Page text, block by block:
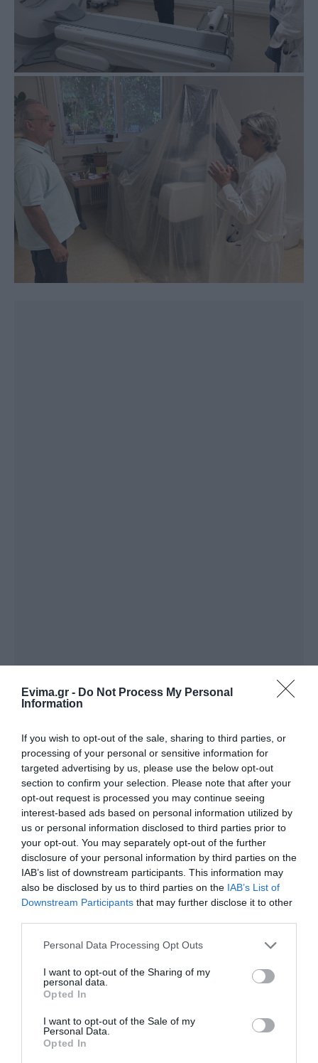
Evima.gr - Do Not Process My Personal
Information
If you wish to opt-out of the sale, sharing to third parties, or
processing of your personal or sensitive information for
targeted advertising by us, please use the below opt-out
section to confirm your selection. Please note that after your
opt-out request is processed you may continue seeing
interest-based ads based on personal information utilized by
us or personal information disclosed to third parties prior to
your opt-out. You may separately opt-out of the further
disclosure of your personal information by third parties on the
IAB’s list of downstream participants. This information may
also be disclosed by us to third parties on the IAB’s List of
Downstream Participants that may further disclose it to other
Please note that this website/app uses one or more Google
not limited to your visit or usage behaviour. You may click to
grant or deny consent to Google and its third-party tags to
use your data for below specified purposes in below Google
consent section.
Personal Data Processing Opt Outs
I want to opt-out of the Sharing of my
personal data.
Opted In
I want to opt-out of the Sale of my
Personal Data.
Opted In
ΔΙΑΒΑΣΤΕ ΕΠΙΣΗΣ
ιστιοφόρο με ξένους επιβάτες
Έκτακτη διακοπή νερού τώρα στην παραλία
Αυλίδας
Η Κύμη στο επίκεντρο της γαστρονομίας –
Σήμερα η μεγάλη έναρξη!
Τι είναι οι γανωματήδες και γιατί έφτασαν σε
αυτό το χωριό της Εύβοιας;
Ακολουθήστε το evima.gr στοGoogle News
Διαβάστε όλες τιςειδήσεις για την Εύβοια
Διαβάστε όλες τις
για την
Ελλάδακαι τον
TAGS: #THESEIS #ERGASIAS
ΕΙΔΗΣΕΙΣ ΕΥΒΟΙΑ
ΕΥΒΟΙΑ
ΘΑΝΑΣΗΣ ΖΕΜΠΙΛΗΣ